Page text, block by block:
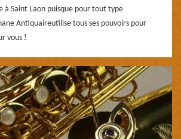
à Saint Laon puisque pour tout type
Antiquaireutilise tous ses pouvoirs pour
vous !